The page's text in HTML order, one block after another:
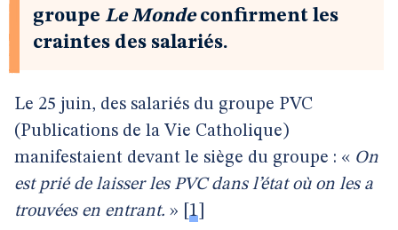
groupe Le Mondeconfirment les
craintes des salariés.
Le 25 juin, des salariés du groupe PVC
(Publications de la Vie Catholique)
manifestaient devant le siège du groupe : « On
est prié de laisser les PVC dans l’état où on les a
trouvées en entrant. » 1